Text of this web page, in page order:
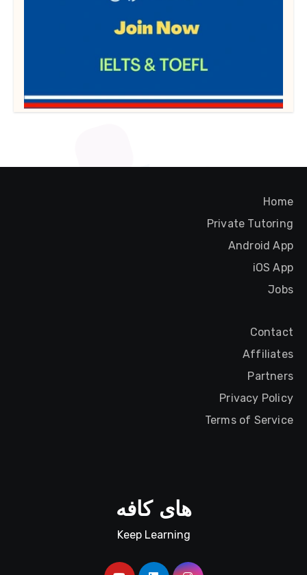
Home
Private Tutoring
Android App
iOS App
Jobs
Contact
Affiliates
Partners
Privacy Policy
Terms of Service
های کافه
Keep Learning